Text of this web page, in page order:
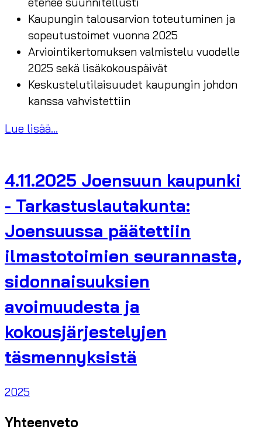
Kaupungin talousarvion toteutuminen ja
sopeutustoimet vuonna 2025
Arviointikertomuksen valmistelu vuodelle
2025 sekä lisäkokouspäivät
Keskustelutilaisuudet kaupungin johdon
kanssa vahvistettiin
Lue lisää...
4.11.2025 Joensuun kaupunki
- Tarkastuslautakunta:
Joensuussa päätettiin
ilmastotoimien seurannasta,
sidonnaisuuksien
avoimuudesta ja
kokousjärjestelyjen
täsmennyksistä
2025
Yhteenveto